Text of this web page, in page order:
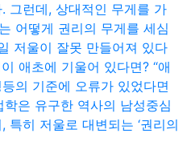
그런데, 상대적인 무게를 가
어떻게 권리의 무게를 세심
저울이 잘못 만들어져 있다
애초에 기울어 있다면? “애
의 기준에 오류가 있었다면
학은 유구한 역사의 남성중심
특히 저울로 대변되는 ‘권리의